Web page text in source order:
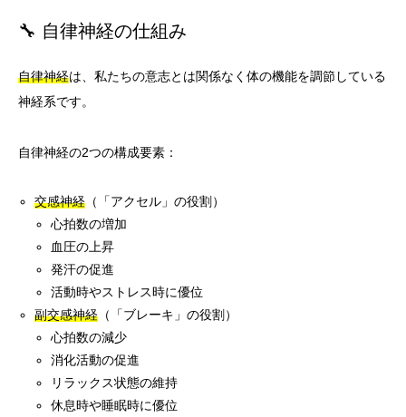
🔧 自律神経の仕組み
自律神経は、私たちの意志とは関係なく体の機能を調節している
神経系です。
自律神経の2つの構成要素：
交感神経 （「アクセル」の役割）
心拍数の増加
血圧の上昇
発汗の促進
活動時やストレス時に優位
副交感神経 （「ブレーキ」の役割）
心拍数の減少
消化活動の促進
リラックス状態の維持
休息時や睡眠時に優位